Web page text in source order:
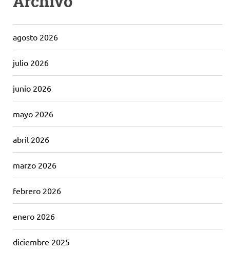
agosto 2026
julio 2026
junio 2026
mayo 2026
abril 2026
marzo 2026
febrero 2026
enero 2026
diciembre 2025